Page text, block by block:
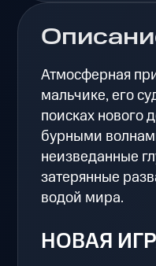
Атмосферная
мальчике, его
поисках нового
бурными
неизведанные
затерянные
водой мира.
НОВАЯ